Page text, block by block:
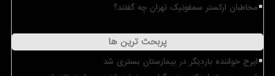
مخاطبان ارکستر سمفونیک تهران چه گفتند؟
پربحث ترین ها
ایرج خواننده باردیگر در بیمارستان بستری شد